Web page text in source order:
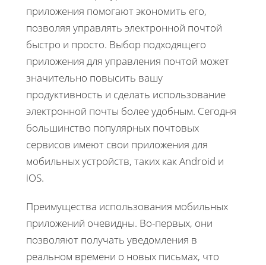
приложения помогают экономить его,
позволяя управлять электронной почтой
быстро и просто. Выбор подходящего
приложения для управления почтой может
значительно повысить вашу
продуктивность и сделать использование
электронной почты более удобным. Сегодня
большинство популярных почтовых
сервисов имеют свои приложения для
мобильных устройств, таких как Android и
iOS.
Преимущества использования мобильных
приложений очевидны. Во-первых, они
позволяют получать уведомления в
реальном времени о новых письмах, что